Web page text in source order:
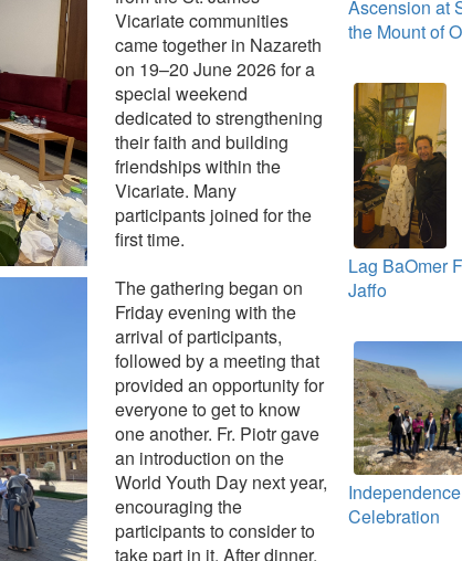
Vicariate communities
came together in Nazareth
on 19–20 June 2026 for a
special weekend
dedicated to strengthening
their faith and building
friendships within the
Vicariate. Many
participants joined for the
first time.
The gathering began on
Friday evening with the
arrival of participants,
followed by a meeting that
provided an opportunity for
everyone to get to know
one another. Fr. Piotr gave
an introduction on the
World Youth Day next year,
encouraging the
participants to consider to
take part in it. After dinner,
Ascension at
the Mount of
Lag BaOmer
Jaffo
Celebration